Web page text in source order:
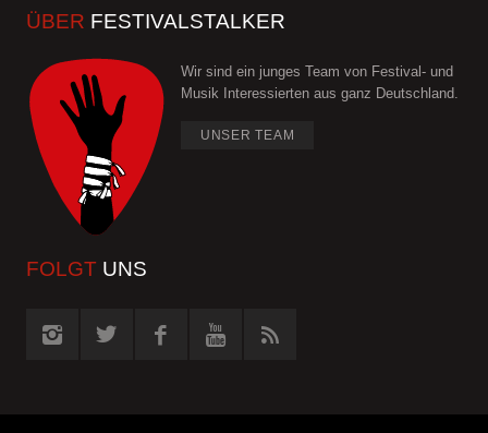
ÜBER FESTIVALSTALKER
Wir sind ein junges Team von Festival- und
Musik Interessierten aus ganz Deutschland.
UNSER TEAM
FOLGT UNS